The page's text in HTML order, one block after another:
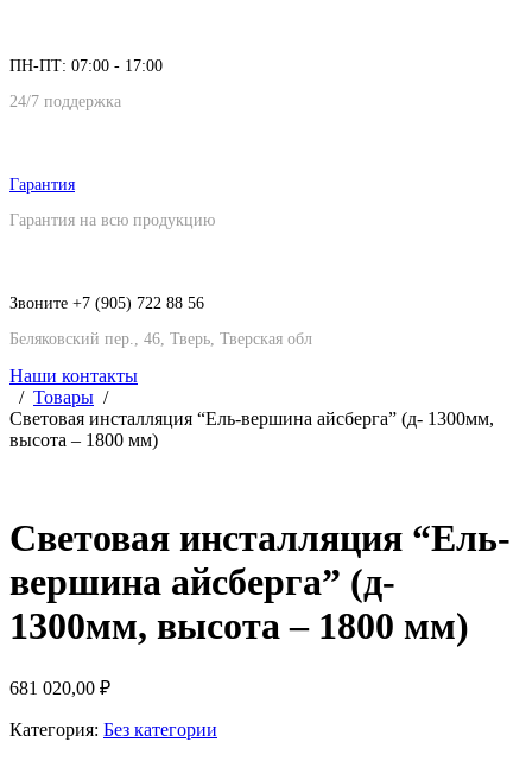
ПН-ПТ: 07:00 - 17:00
24/7 поддержка
Гарантия
Гарантия на всю продукцию
Звоните +7 (905) 722 88 56
Беляковский пер., 46, Тверь, Тверская обл
Наши контакты
Товары
Световая инсталляция “Ель-вершина айсберга” (д- 1300мм,
высота – 1800 мм)
Световая инсталляция “Ель-
вершина айсберга” (д-
1300мм, высота – 1800 мм)
681 020,00 ₽
Категория: Без категории